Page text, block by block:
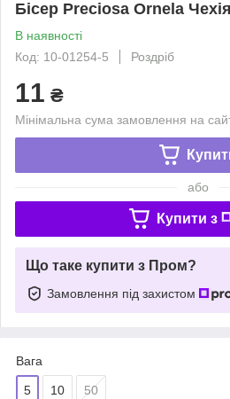
Бісер Preciosa Ornela
В наявності
Код: 10-01254-5
Роздріб
11 ₴
Мінімальна сума замовлення на
або
Купити з
Що таке купити з Пром?
Замовлення під захистом
Вага
5 10 50